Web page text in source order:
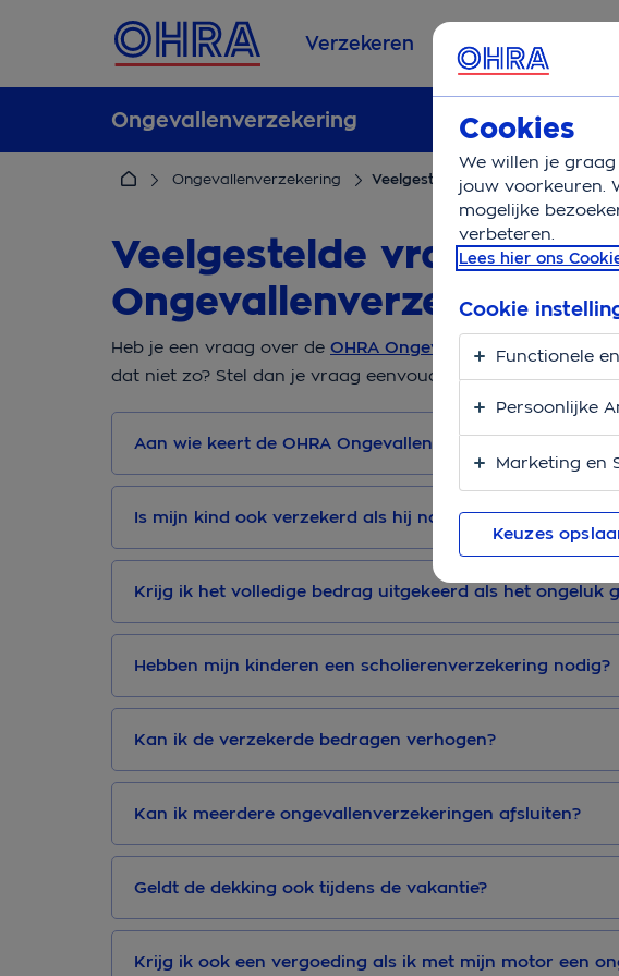
Verzekeren Service & Contact
Ongevallenverzekering
Ongevallenverzekering Veelgestelde vragen
Veelgestelde vragen
Ongevallenverzekering
Heb je een vraag over de OHRA Ongevallenverzekering?
dat niet zo? Stel dan je vraag eenvoudigonline.
Aan wie keert de OHRA Ongevallenverzekering uit?
Is mijn kind ook verzekerd als hij na zijn 21e een ongeluk
Krijg ik het volledige bedrag uitgekeerd als het ongeluk
Hebben mijn kinderen een scholierenverzekering nodig?
Kan ik de verzekerde bedragen verhogen?
Kan ik meerdere ongevallenverzekeringen afsluiten?
Geldt de dekking ook tijdens de vakantie?
Krijg ik ook een vergoeding als ik met mijn motor een
Cookies
We willen je
jouw voorkeuren.
mogelijke
verbeteren.
Lees hier ons
Cookie
Functionele
Persoonlijke
Marketing en
Keuzes